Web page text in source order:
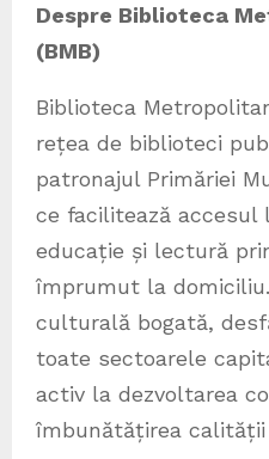
Despre Biblioteca
(BMB)
Biblioteca
rețea de biblioteci
patronajul Primăriei
ce facilitează accesul
educație și lectură
împrumut la
culturală bogată,
toate sectoarele
activ la dezvoltarea
îmbunătățirea